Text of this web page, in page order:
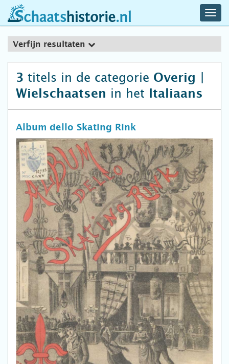
schaatshistorie.nl
Verfijn resultaten
3 titels in de categorie Overig |
Wielschaatsen in het Italiaans
Album dello Skating Rink